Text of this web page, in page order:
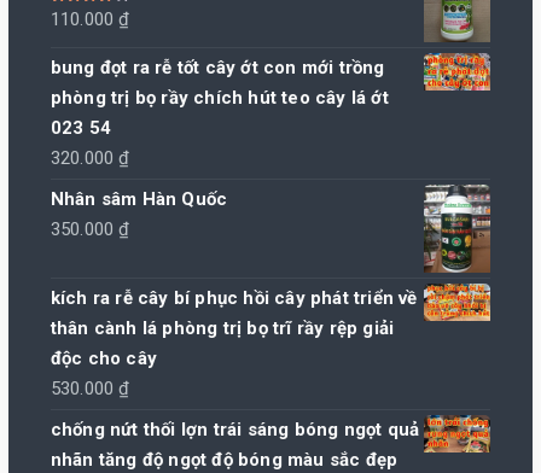
Được xếp
110.000₫
bung đọt ra rễ tốt cây ớt con mới trồng
phòng trị bọ rầy chích hút teo cây lá ớt
023 54
320.000₫
Nhân sâm Hàn Quốc
350.000₫
kích ra rễ cây bí phục hồi cây phát triển về
thân cành lá phòng trị bọ trĩ rầy rệp giải
độc cho cây
530.000₫
chống nứt thối lợn trái sáng bóng ngọt quả
nhãn tăng độ ngọt độ bóng màu sắc đẹp